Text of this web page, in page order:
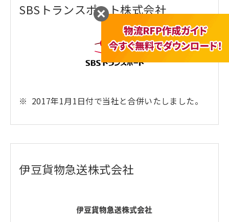
SBSトランスポート株式会社
2017年1月1日付で当社と合併いたしました。
伊豆貨物急送株式会社